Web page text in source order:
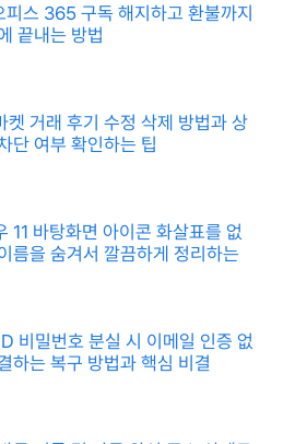
피스 365 구독 해지하고 환불까지
끝내는 방법
켓 거래 후기 수정 삭제 방법과 상
단 여부 확인하는 팁
11 바탕화면 아이콘 화살표를 없
름을 숨겨서 깔끔하게 정리하는
비밀번호 분실 시 이메일 인증 없
하는 복구 방법과 핵심 비결